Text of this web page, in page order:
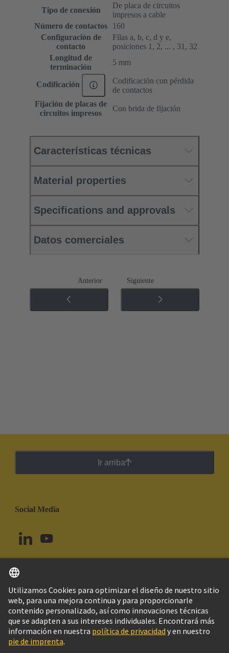
Tipo de conexión
De placa de circuitos
impresos a cable
Número de contactos
160
Configuración de
contacto
Filas a, b, c, d y e,
posiciones 1, 2, ... , 31, 32
Longitud de
terminación
5 mm
Codificación
Codificación con pérdida
de contactos
Fijación de placas de
circuitos impresos
Con brida de fijación
Características técnicas
Material properties
Specifications and approvals
Datos comerciales
Anterior Siguiente
Ir arriba
Social Media
Uruguay Español
© Grupo Tecnológico HARTING